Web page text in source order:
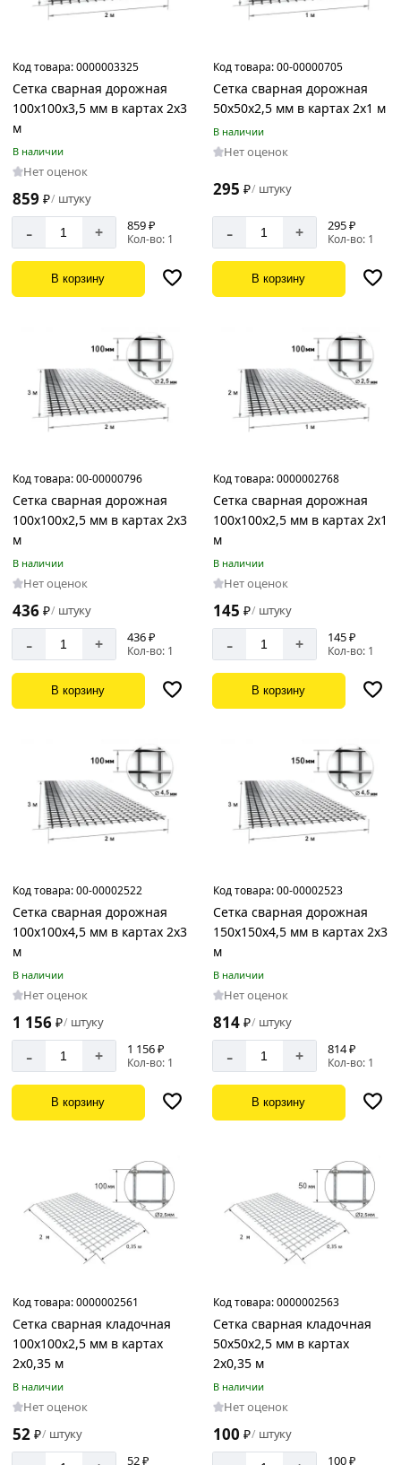
мм
Код товара:0000003325
Сетка сварная дорожная
100х100х3,5 мм в картах 2х3
м
В наличии
Нет оценок
859 ₽/ штуку
- + 859 ₽
Кол-во: 1
В корзину
Код товара:00-00000705
Сетка сварная дорожная
50х50х2,5 мм в картах 2х1 м
В наличии
Нет оценок
295 ₽/ штуку
- + 295 ₽
Кол-во: 1
В корзину
Код товара:00-00000796
Сетка сварная дорожная
100х100х2,5 мм в картах 2х3
м
В наличии
Нет оценок
436 ₽/ штуку
- + 436 ₽
Кол-во: 1
В корзину
Код товара:0000002768
Сетка сварная дорожная
100х100х2,5 мм в картах 2х1
м
В наличии
Нет оценок
145 ₽/ штуку
- + 145 ₽
Кол-во: 1
В корзину
Код товара:00-00002522
Сетка сварная дорожная
100х100х4,5 мм в картах 2х3
м
В наличии
Нет оценок
1 156 ₽/ штуку
- + 1 156 ₽
Кол-во: 1
В корзину
Код товара:00-00002523
Сетка сварная дорожная
150х150х4,5 мм в картах 2х3
м
В наличии
Нет оценок
814 ₽/ штуку
- + 814 ₽
Кол-во: 1
В корзину
Код товара:0000002561
Сетка сварная кладочная
100х100х2,5 мм в картах
2х0,35 м
В наличии
Нет оценок
52 ₽/ штуку
52 ₽
Код товара:0000002563
Сетка сварная кладочная
50х50х2,5 мм в картах
2х0,35 м
В наличии
Нет оценок
100 ₽/ штуку
100 ₽